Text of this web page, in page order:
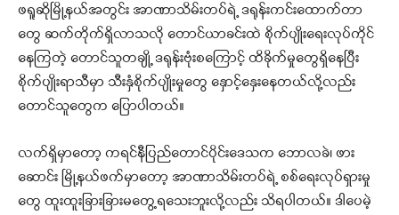
ဖရူဆိုမြို့နယ်အတွင်း အာဏာသိမ်းတပ်ရဲ့ ဒရုန်းကင်းထောက်တာ
တွေ ဆက်တိုက်ရှိလာသလို တောင်ယာခင်းထဲ စိုက်ပျိုးရေးလုပ်ကိုင်
နေကြတဲ့ တောင်သူတချို့ ဒရုန်းဗုံးစကြောင့် ထိခိုက်မှုတွေရှိနေပြီး
စိုက်ပျိုးရာသီမှာ သီးနှံစိုက်ပျိုးမှုတွေ နှောင့်နှေးနေတယ်လို့လည်း
တောင်သူတွေက ပြောပါတယ်။
လက်ရှိမှာတော့ ကရင်နီပြည်တောင်ပိုင်းဒေသက ဘောလခဲ၊ ဖား
ဆောင်း မြို့နယ်ဖက်မှာတော့ အာဏာသိမ်းတပ်ရဲ့ စစ်ရေးလုပ်ရှားမှု
တွေ ထူးထူးခြားခြားမတွေ့ရသေးဘူးလို့လည်း သိရပါတယ်။ ဒါပေမဲ့